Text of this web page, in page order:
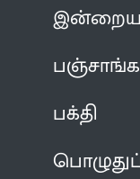
இன்றைய
பக்தி